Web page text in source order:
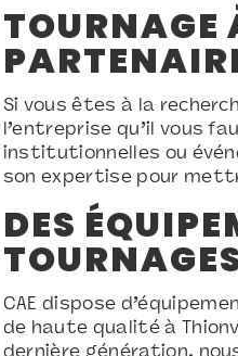
TOURNAGE
Si vous êtes à la
l’entreprise qu’il vous
institutionnelles ou
son expertise pour
DES
CAE dispose
de haute qualité à
dernière génération,